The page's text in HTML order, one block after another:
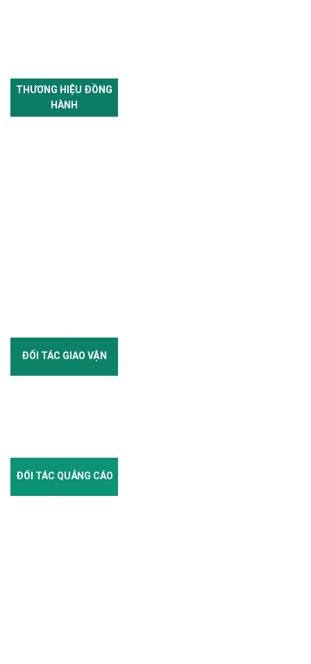
THƯƠNG HIỆU ĐỒNG
HÀNH
ĐỐI TÁC GIAO VẬN
ĐỐI TÁC QUẢNG CÁO